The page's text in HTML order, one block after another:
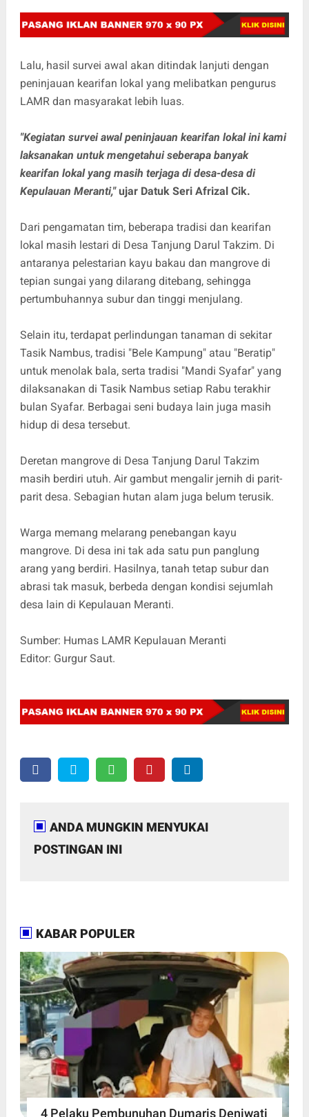
Lalu, hasil survei awal akan ditindak lanjuti dengan
peninjauan kearifan lokal yang melibatkan pengurus
LAMR dan masyarakat lebih luas.
"Kegiatan survei awal peninjauan kearifan lokal ini kami
laksanakan untuk mengetahui seberapa banyak
kearifan lokal yang masih terjaga di desa-desa di
Kepulauan Meranti,"ujar Datuk Seri Afrizal Cik.
Dari pengamatan tim, beberapa tradisi dan kearifan
lokal masih lestari di Desa Tanjung Darul Takzim. Di
antaranya pelestarian kayu bakau dan mangrove di
tepian sungai yang dilarang ditebang, sehingga
pertumbuhannya subur dan tinggi menjulang.
Selain itu, terdapat perlindungan tanaman di sekitar
Tasik Nambus, tradisi "Bele Kampung" atau "Beratip"
untuk menolak bala, serta tradisi "Mandi Syafar" yang
dilaksanakan di Tasik Nambus setiap Rabu terakhir
bulan Syafar. Berbagai seni budaya lain juga masih
hidup di desa tersebut.
Deretan mangrove di Desa Tanjung Darul Takzim
masih berdiri utuh. Air gambut mengalir jernih di parit-
parit desa. Sebagian hutan alam juga belum terusik.
Warga memang melarang penebangan kayu
mangrove. Di desa ini tak ada satu pun panglung
arang yang berdiri. Hasilnya, tanah tetap subur dan
abrasi tak masuk, berbeda dengan kondisi sejumlah
desa lain di Kepulauan Meranti.
Sumber: Humas LAMR Kepulauan Meranti
Editor: Gurgur Saut.
ANDA MUNGKIN MENYUKAI
POSTINGAN INI
KABAR POPULER
4 Pelaku Pembunuhan Dumaris Deniwati